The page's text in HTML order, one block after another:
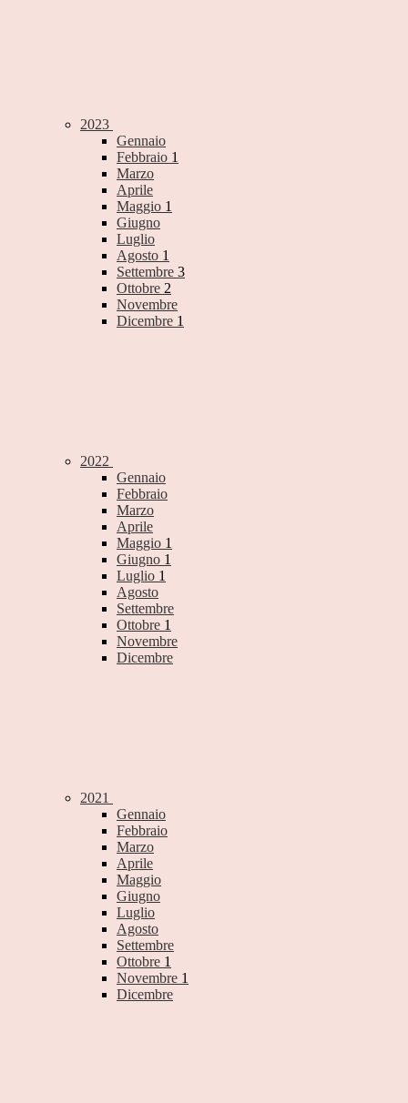
2023
Gennaio
Febbraio 1
Marzo
Aprile
Maggio 1
Giugno
Luglio
Agosto 1
Settembre 3
Ottobre 2
Novembre
Dicembre 1
2022
Gennaio
Febbraio
Marzo
Aprile
Maggio 1
Giugno 1
Luglio 1
Agosto
Settembre
Ottobre 1
Novembre
Dicembre
2021
Gennaio
Febbraio
Marzo
Aprile
Maggio
Giugno
Luglio
Agosto
Settembre
Ottobre 1
Novembre 1
Dicembre